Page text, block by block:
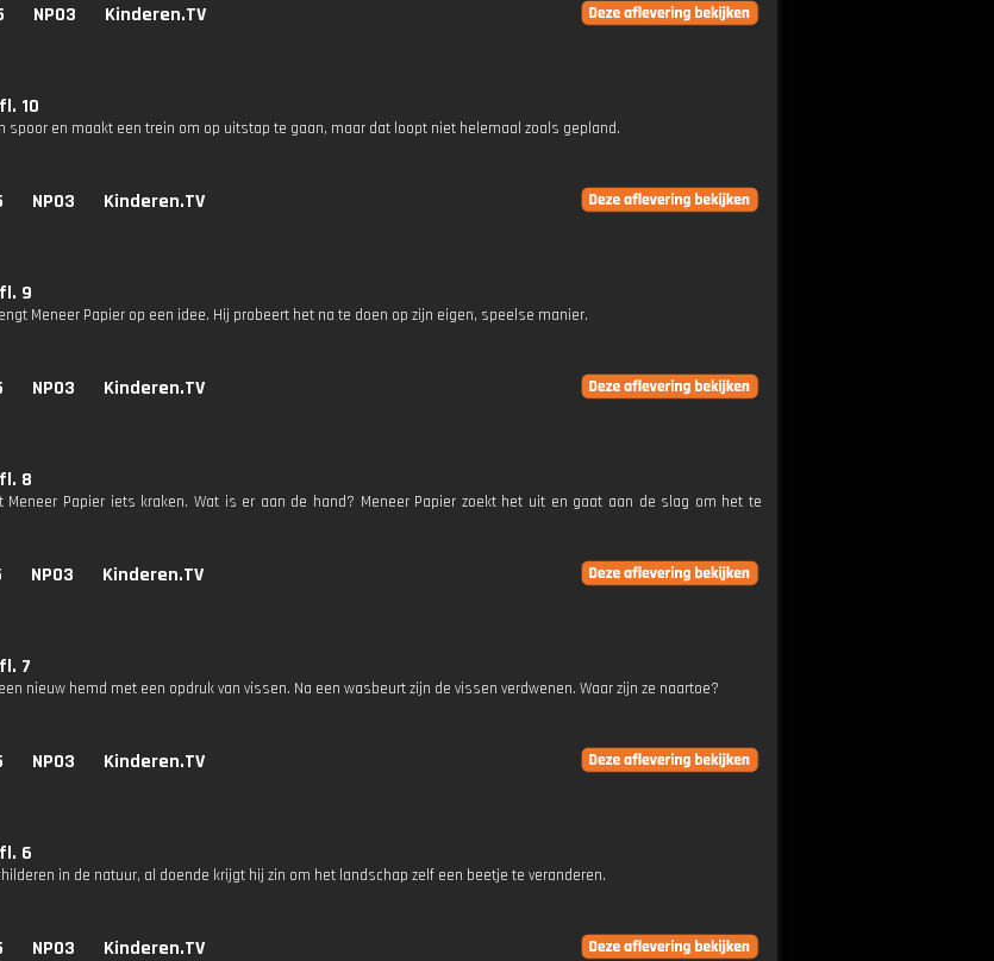
NPO3 Kinderen.TV
10
spoor en maakt een trein om op uitstap te gaan, maar dat loopt niet helemaal zoals gepland.
NPO3 Kinderen.TV
9
Meneer Papier op een idee. Hij probeert het na te doen op zijn eigen, speelse manier.
NPO3 Kinderen.TV
8
Meneer Papier iets kraken. Wat is er aan de hand? Meneer Papier zoekt het uit en gaat aan de slag om het te
NPO3 Kinderen.TV
7
nieuw hemd met een opdruk van vissen. Na een wasbeurt zijn de vissen verdwenen. Waar zijn ze naartoe?
NPO3 Kinderen.TV
6
in de natuur, al doende krijgt hij zin om het landschap zelf een beetje te veranderen.
NPO3 Kinderen.TV